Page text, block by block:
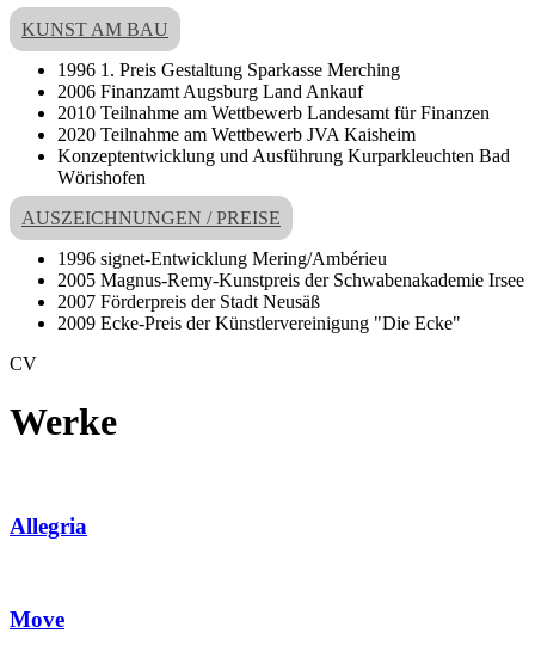
KUNST AM BAU
1996 1. Preis Gestaltung Sparkasse Merching
2006 Finanzamt Augsburg Land Ankauf
2010 Teilnahme am Wettbewerb Landesamt für Finanzen
2020 Teilnahme am Wettbewerb JVA Kaisheim
Konzeptentwicklung und Ausführung Kurparkleuchten Bad
Wörishofen
AUSZEICHNUNGEN / PREISE
1996 signet-Entwicklung Mering/Ambérieu
2005 Magnus-Remy-Kunstpreis der Schwabenakademie Irsee
2007 Förderpreis der Stadt Neusäß
2009 Ecke-Preis der Künstlervereinigung "Die Ecke"
CV
Werke
Allegria
Move